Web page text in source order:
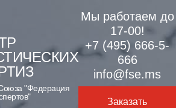
"Федерация
Мы работаем до
17-00!
+7 (495) 666-5-
666
info@fse.ms
Заказать